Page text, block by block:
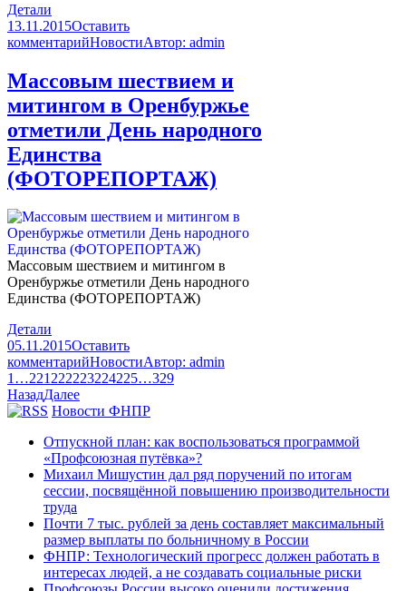
Детали
13.11.2015Оставить
комментарийНовостиАвтор: admin
Массовым шествием и
митингом в Оренбуржье
отметили День народного
Единства
(ФОТОРЕПОРТАЖ)
Массовым шествием и митингом в
Оренбуржье отметили День народного
Единства (ФОТОРЕПОРТАЖ)
Детали
05.11.2015Оставить
комментарийНовостиАвтор: admin
1…221222223224225…329
НазадДалее
Новости ФНПР
Отпускной план: как воспользоваться программой
«Профсоюзная путёвка»?
Михаил Мишустин дал ряд поручений по итогам
сессии, посвящённой повышению производительности
труда
Почти 7 тыс. рублей за день составляет максимальный
размер выплаты по больничному в России
ФНПР: Технологический прогресс должен работать в
интересах людей, а не создавать социальные риски